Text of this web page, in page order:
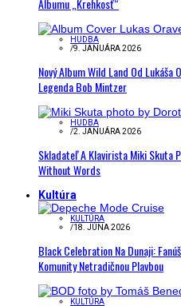
Albumu „Krehkosť“
HUDBA
/9. JANUÁRA 2026
Nový Album Wild Land Od Lukáša
Legenda Bob Mintzer
HUDBA
/2. JANUÁRA 2026
Skladateľ A Klavirista Miki Skuta
Without Words
Kultúra
KULTÚRA
/18. JÚNA 2026
Black Celebration Na Dunaji:
Komunity Netradičnou Plavbou
KULTÚRA